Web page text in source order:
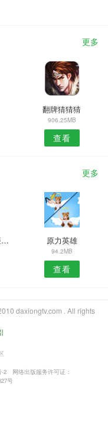
更多
翻牌猜猜猜
906.25MB
查看
更多
模版ACE虚拟歌姬安卓版 原力英雄
94.2MB
查看
daxiongtv.com . All rights
-2
网络出版服务许可证：
号